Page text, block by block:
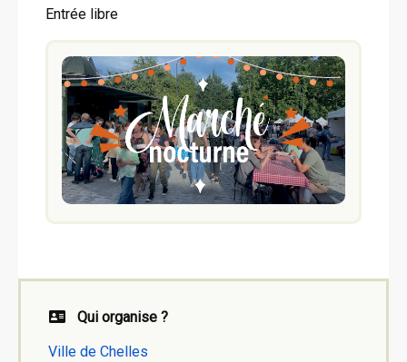
Entrée libre
Qui organise ?
Ville de Chelles